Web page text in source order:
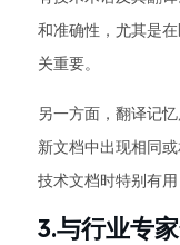
和准确性，尤其是
关重要。
另一方面，翻译记
新文档中出现相同
技术文档时特别有
3.与行业专